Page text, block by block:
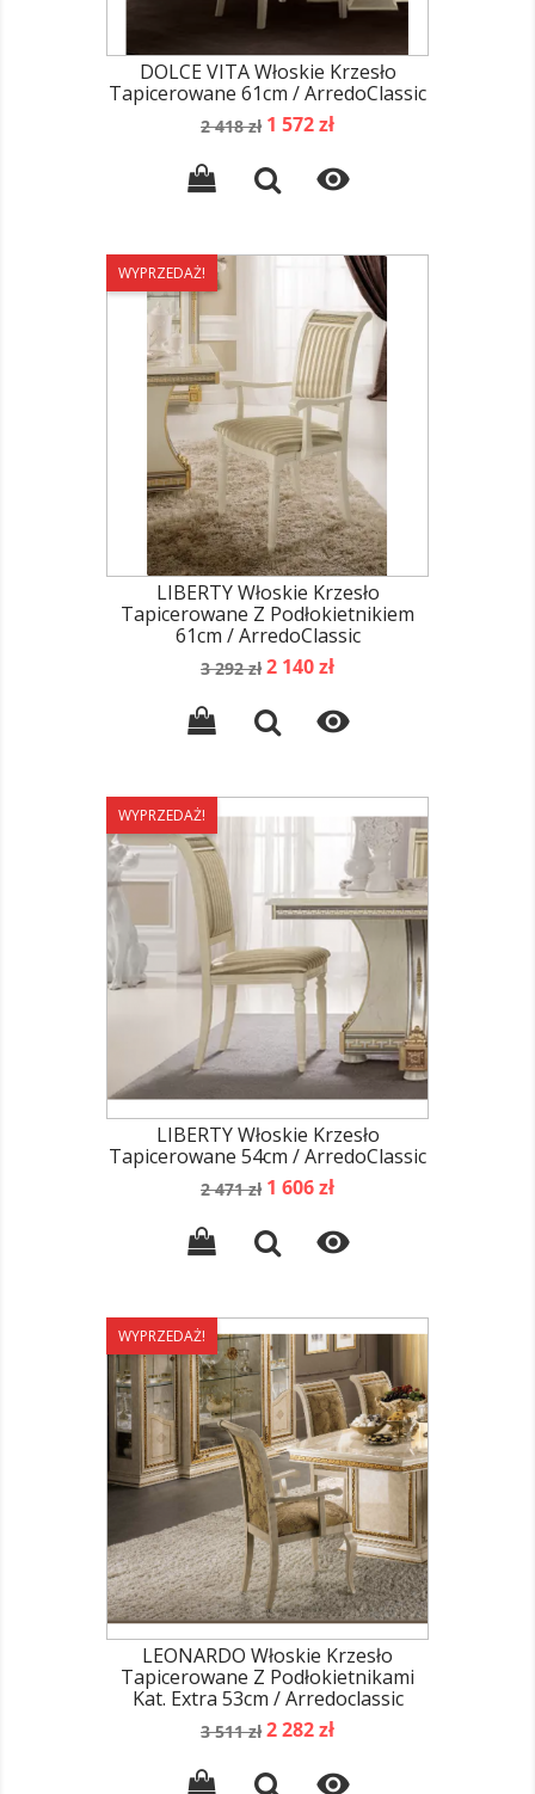
DOLCE VITA Włoskie Krzesło
Tapicerowane 61cm / ArredoClassic
Cena
2 418 zł Cena
1 572 zł

WYPRZEDAŻ!
LIBERTY Włoskie Krzesło
Tapicerowane Z Podłokietnikiem
61cm / ArredoClassic
Cena
3 292 zł Cena
2 140 zł

WYPRZEDAŻ!
LIBERTY Włoskie Krzesło
Tapicerowane 54cm / ArredoClassic
Cena
2 471 zł Cena
1 606 zł

WYPRZEDAŻ!
LEONARDO Włoskie Krzesło
Tapicerowane Z Podłokietnikami
Kat. Extra 53cm / Arredoclassic
Cena
3 511 zł Cena
2 282 zł
